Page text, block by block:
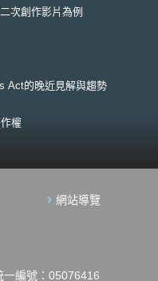
此NHTSA提出AV STEP，為
行FMVSS之豁免規定進行補
受NHTSA監督。
次創作影片為例
Act的晚近見解與趨勢
權
網站導覽
編號：05076416